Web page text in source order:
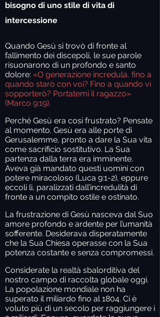
bisogno di uno stile di vita di
intercessione
Quando Gesù si trovò di fronte al
fallimento dei discepoli, le sue parole
risuonarono di un profondo e santo
dolore: «O generazione incredula, fino a
quando starò con voi? Fino a quando vi
sopporterò? Portatemi il ragazzo»
(Marco 9:19).
Perché Gesù era così frustrato? Pensate
al momento. Gesù era alle porte di
Gerusalemme, pronto a dare la Sua vita
come sacrificio sostitutivo. La Sua
partenza dalla terra era imminente.
Aveva già mandato questi uomini con
potere miracoloso (Luca 9:1-2), eppure
eccoli lì, paralizzati dall’incredulità di
fronte a un compito ostile e ostinato.
La frustrazione di Gesù nasceva dal Suo
amore profondo e ardente per l’umanità
sofferente. Desiderava disperatamente
che la Sua Chiesa operasse con la Sua
potenza costante e senza compromessi.
Considerate la realtà sbalorditiva del
nostro campo di raccolta globale oggi.
La popolazione mondiale non ha
superato il miliardo fino al 1804. Ci è
voluto più di un secolo per raggiungere i